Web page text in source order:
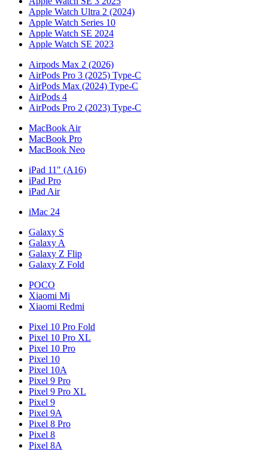
Apple Watch Ultra 2 (2024)
Apple Watch Series 10
Apple Watch SE 2024
Apple Watch SE 2023
Airpods Max 2 (2026)
AirPods Pro 3 (2025) Type-C
AirPods Max (2024) Type-C
AirPods 4
AirPods Pro 2 (2023) Type-C
MacBook Air
MacBook Pro
MacBook Neo
iPad 11" (A16)
iPad Pro
iPad Air
iMac 24
Galaxy S
Galaxy A
Galaxy Z Flip
Galaxy Z Fold
POCO
Xiaomi Mi
Xiaomi Redmi
Pixel 10 Pro Fold
Pixel 10 Pro XL
Pixel 10 Pro
Pixel 10
Pixel 10A
Pixel 9 Pro
Pixel 9 Pro XL
Pixel 9
Pixel 9A
Pixel 8 Pro
Pixel 8
Pixel 8A